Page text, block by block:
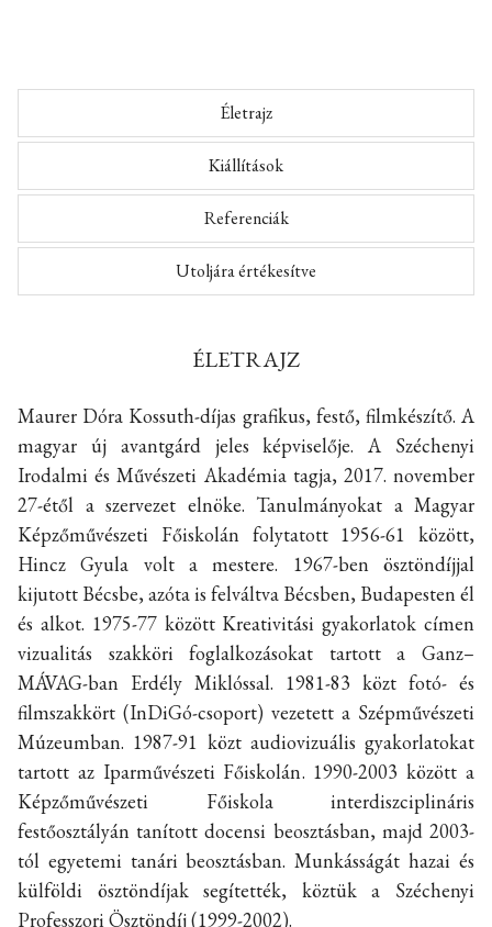
Életrajz
Kiállítások
Referenciák
Utoljára értékesítve
ÉLETRAJZ
Maurer Dóra Kossuth-díjas grafikus, festő, filmkészítő. A
magyar új avantgárd jeles képviselője. A Széchenyi
Irodalmi és Művészeti Akadémia tagja, 2017. november
27-étől a szervezet elnöke. Tanulmányokat a Magyar
Képzőművészeti Főiskolán folytatott 1956-61 között,
Hincz Gyula volt a mestere. 1967-ben ösztöndíjjal
kijutott Bécsbe, azóta is felváltva Bécsben, Budapesten él
és alkot. 1975-77 között Kreativitási gyakorlatok címen
vizualitás szakköri foglalkozásokat tartott a Ganz–
MÁVAG-ban Erdély Miklóssal. 1981-83 közt fotó- és
filmszakkört (InDiGó-csoport) vezetett a Szépművészeti
Múzeumban. 1987-91 közt audiovizuális gyakorlatokat
tartott az Iparművészeti Főiskolán. 1990-2003 között a
Képzőművészeti Főiskola interdiszciplináris
festőosztályán tanított docensi beosztásban, majd 2003-
tól egyetemi tanári beosztásban. Munkásságát hazai és
külföldi ösztöndíjak segítették, köztük a Széchenyi
Professzori Ösztöndíj (1999-2002).